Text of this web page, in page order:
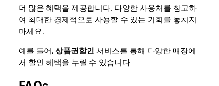
더 많은 혜택을 제공합니다. 다양한 사용처를 참고하
여 최대한 경제적으로 사용할 수 있는 기회를 놓치지
마세요.
예를 들어,상품권할인 서비스를 통해 다양한 매장에
서 할인 혜택을 누릴 수 있습니다.